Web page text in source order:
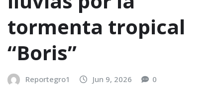
tormenta tropical
“Boris”
Reportegro1 Jun 9, 2026 0